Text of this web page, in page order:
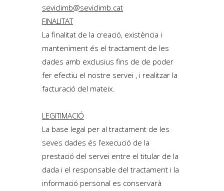
seviclimb@seviclimb.cat
FINALITAT
La finalitat de la creació, existència i
manteniment és el tractament de les
dades amb exclusius fins de de poder
fer efectiu el nostre servei , i realitzar la
facturació del mateix.
LEGITIMACIÓ
La base legal per al tractament de les
seves dades és l’execució de la
prestació del servei entre el titular de la
dada i el responsable del tractament i la
informació personal es conservarà